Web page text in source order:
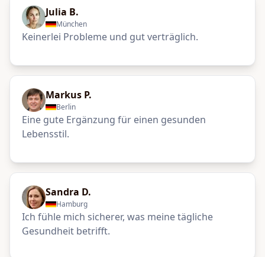
Julia B.
München
Keinerlei Probleme und gut verträglich.
Markus P.
Berlin
Eine gute Ergänzung für einen gesunden
Lebensstil.
Sandra D.
Hamburg
Ich fühle mich sicherer, was meine tägliche
Gesundheit betrifft.